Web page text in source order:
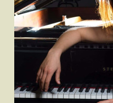
Μουσικοί
Διάφοροι
Εκτός Συνόρων
Νέα
Στήλες
Polls